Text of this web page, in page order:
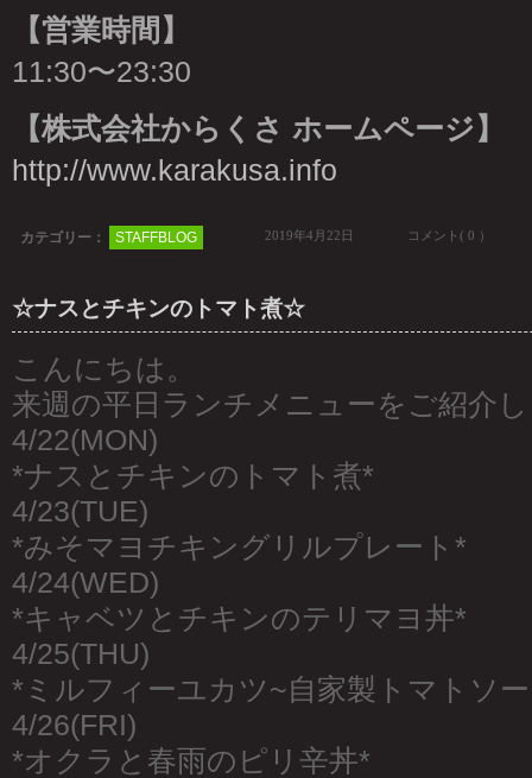
【営業時間】
11:30〜23:30
【株式会社からくさ ホームページ】
http://www.karakusa.info
カテゴリー： STAFFBLOG 2019年4月22日 コメント( 0 ）
☆ナスとチキンのトマト煮☆
こんにちは。
来週の平日ランチメニューをご紹介
4/22(MON)
*ナスとチキンのトマト煮*
4/23(TUE)
*みそマヨチキングリルプレート*
4/24(WED)
*キャベツとチキンのテリマヨ丼*
4/25(THU)
*ミルフィーユカツ~自家製トマトソ
4/26(FRI)
*オクラと春雨のピリ辛丼*